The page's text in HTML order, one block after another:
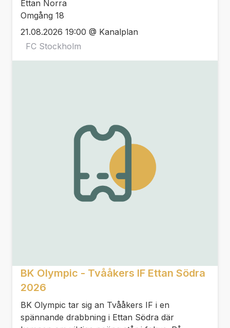
Ettan Norra
Omgång 18
21.08.2026 19:00 @ Kanalplan
FC Stockholm
BK Olympic - Tvååkers IF Ettan Södra
2026
BK Olympic tar sig an Tvååkers IF i en
spännande drabbning i Ettan Södra där